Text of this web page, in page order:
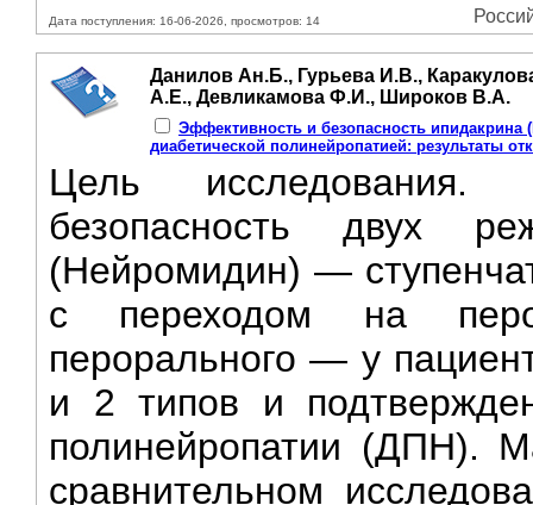
Дата поступления: 16-06-2026, просмотров: 14
Данилов Ан.Б., Гурьева И.В.,
А.Е., Девликамова Ф.И., Широков В.А.
Эффективность и безопасность ипидакрина
диабетической полинейропатией: результаты
Цель исследования.
безопасность двух
(Нейромидин) —
с переходом на
перорального — у
и 2 типов и
полинейропатии (ДПH).
сравнительном